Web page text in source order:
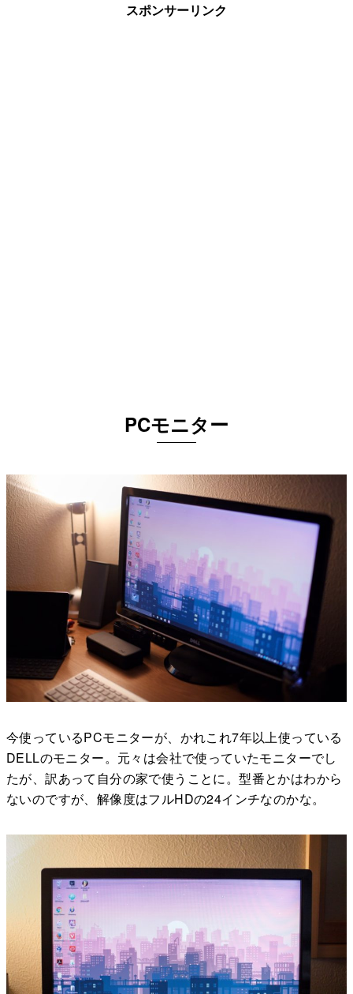
スポンサーリンク
PCモニター
今使っているPCモニターが、かれこれ7年以上使っている
DELLのモニター。元々は会社で使っていたモニターでし
たが、訳あって自分の家で使うことに。型番とかはわから
ないのですが、解像度はフルHDの24インチなのかな。